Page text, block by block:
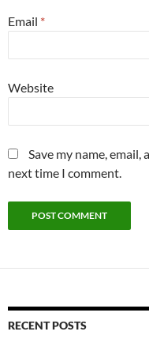
Email *
Website
Save my name,
next time I comment.
RECENT POSTS